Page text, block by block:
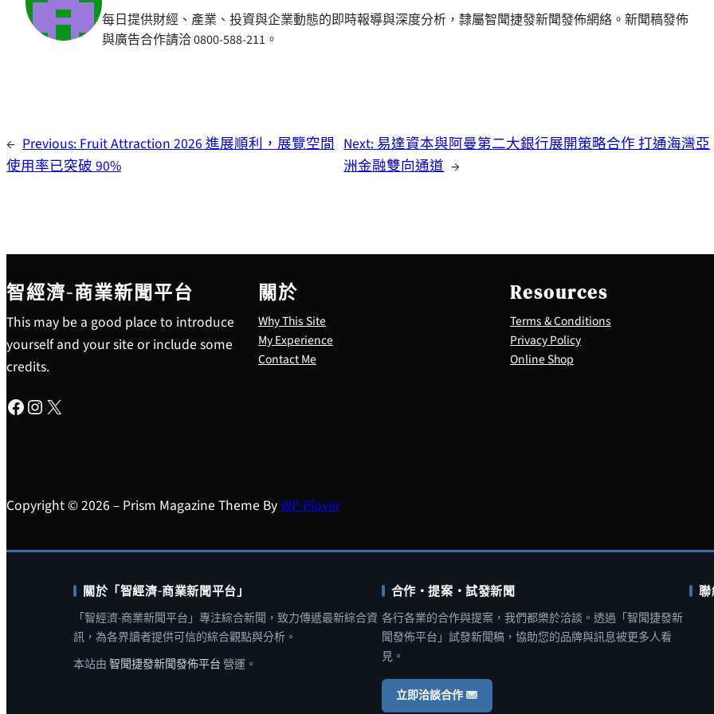
每日提供財經、產業、投資與企業動態的即時報導與深度分析，隸屬智聞捷發新聞發佈網絡。新聞稿發佈
與廣告合作請洽 0800-588-211。
← Previous:Fruit Attraction 2026 進展順利，展覽空間
使用率已突破 90%
Next:易達資本與阿曼第二大銀行展開策略合作 打通海灣亞
洲金融雙向通道 →
智經濟-商業新聞平台
This may be a good place to introduce
yourself and your site or include some
credits.
Facebook Instagram X
關於
Why This Site
My Experience
Contact Me
Resources
Terms & Conditions
Privacy Policy
Online Shop
Copyright © 2026 – Prism Magazine Theme ByWP Plover
關於「智經濟-商業新聞平台」
「智經濟-商業新聞平台」專注綜合新聞，致力傳遞最新綜合資
訊，為各界讀者提供可信的綜合觀點與分析。
本站由 智聞捷發新聞發佈平台 營運。
合作・提案・試發新聞
各行各業的合作與提案，我們都樂於洽談。透過「智聞捷發新
聞發佈平台」試發新聞稿，協助您的品牌與訊息被更多人看
見。
立即洽談合作